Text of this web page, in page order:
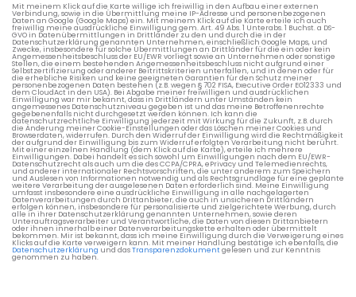
Mit meinem Klick auf die Karte willige ich freiwillig in den Aufbau einer externen
Verbindung, sowie in die Übermittlung meine IP-Adresse und personenbezogenen
Daten an Google (Google Maps) ein. Mit meinem Klick auf die Karte erteile ich auch
freiwillig meine ausdrückliche Einwilligung gem. Art. 49 Abs. 1 Unterabs. 1 Buchst. a DS-
GVO in Datenübermittlungen in Drittländer zu den und durch die in der
Datenschutzerklärung genannten Unternehmen, einschließlich Google Maps, und
Zwecke, insbesondere für solche Übermittlungen an Drittländer für die ein oder kein
Angemessenheitsbeschluss der EU/EWR vorliegt sowie an Unternehmen oder sonstige
Stellen, die einem bestehenden Angemessenheitsbeschluss nicht aufgrund einer
Selbstzertifizierung oder anderer Beitrittskriterien unterfallen, und in denen oder für
die erhebliche Risiken und keine geeigneten Garantien für den Schutz meiner
personenbezogenen Daten bestehen (z.B. wegen § 702 FISA, Executive Order EO12333 und
dem CloudAct in den USA). Bei Abgabe meiner freiwilligen und ausdrücklichen
Einwilligung war mir bekannt, dass in Drittländern unter Umständen kein
angemessenes Datenschutzniveau gegeben ist und das meine Betroffenenrechte
gegebenenfalls nicht durchgesetzt werden können. Ich kann die
datenschutzrechtliche Einwilligung jederzeit mit Wirkung für die Zukunft, z.B. durch
die Änderung meiner Cookie-Einstellungen oder das Löschen meiner Cookies und
Browserdaten, widerrufen. Durch den Widerruf der Einwilligung wird die Rechtmäßigkeit
der aufgrund der Einwilligung bis zum Widerruf erfolgten Verarbeitung nicht berührt.
Mit einer einzelnen Handlung (dem Klick auf die Karte), erteile ich mehrere
Einwilligungen. Dabei handelt es sich sowohl um Einwilligungen nach dem EU/EWR-
Datenschutzrecht als auch um die des CCPA/CPRA, ePrivacy und Telemedienrechts,
und anderer internationaler Rechtsvorschriften, die unter anderem zum Speichern
und Auslesen von Informationen notwendig und als Rechtsgrundlage für eine geplante
weitere Verarbeitung der ausgelesenen Daten erforderlich sind. Meine Einwilligung
umfasst insbesondere eine ausdrückliche Einwilligung in alle nachgelagerten
Datenverarbeitungen durch Drittanbieter, die auch in unsicheren Drittländern
erfolgen können, insbesondere für personalisierte und zielgerichtete Werbung, durch
alle in ihrer Datenschutzerklärung genannten Unternehmen, sowie deren
Unterauftragsverarbeiter und Verantwortliche, die Daten von diesen Drittanbietern
oder ihnen innerhalb einer Datenverarbeitungskette erhalten oder übermittelt
bekommen. Mir ist bekannt, dass ich meine Einwilligung durch die Verweigerung eines
Klicks auf die Karte verweigern kann. Mit meiner Handlung bestätige ich ebenfalls, die
Datenschutzerklärung und dasTransparenzdokumentgelesen und zur Kenntnis
genommen zu haben.